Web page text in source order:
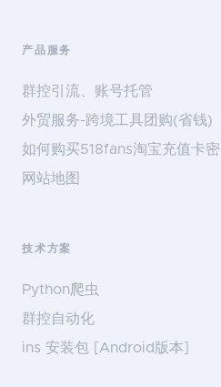
产品服务
群控引流、账号托管
外贸服务-跨境工具团购(省钱)
如何购买518fans淘宝充值卡密
网站地图
技术方案
Python爬虫
群控自动化
ins 安装包 [Android版本]